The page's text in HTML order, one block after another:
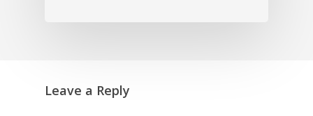
Leave a Reply